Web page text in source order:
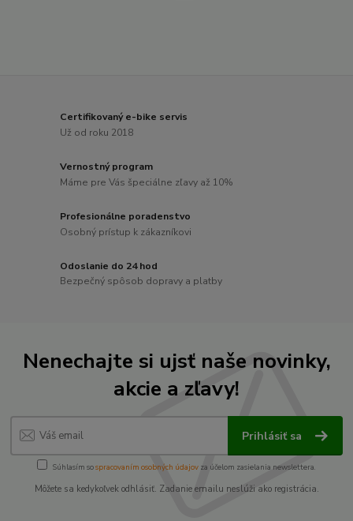
Certifikovaný e-bike servis
Už od roku 2018
Vernostný program
Máme pre Vás špeciálne zľavy až 10%
Profesionálne poradenstvo
Osobný prístup k zákazníkovi
Odoslanie do 24 hod
Bezpečný spôsob dopravy a platby
Nenechajte si ujsť naše novinky,
akcie a zľavy!
Prihlásiť sa
Súhlasím sospracovaním osobných údajov za účelom zasielania newslettera.
Môžete sa kedykoľvek odhlásiť. Zadanie emailu neslúži ako registrácia.